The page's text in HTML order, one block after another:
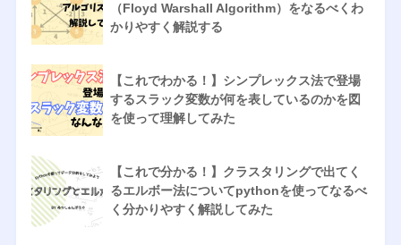
（Floyd Warshall Algorithm）をなるべくわ
かりやすく解説する
【これでわかる！】シンプレックス法で登場
するスラック変数が何を表しているのかを図
を使って理解してみた
【これで分かる！】クラスタリングで出てく
るエルボー法についてpythonを使ってなるべ
く分かりやすく解説してみた